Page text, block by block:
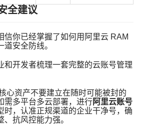
全建议
信你已经掌握了如何用阿里云 RAM
安全防线。
和开发者梳理一套完整的云账号管理
心资产不要建立在随时可能被封的
需多平台多云部署，进行阿里云账号
时，认准正规渠道的企业干净号，确
抗风控能力强。